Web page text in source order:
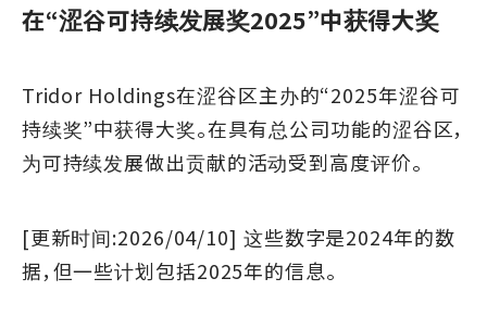
在“涩谷可持续发展奖2025”中获得大奖
Tridor Holdings在涩谷区主办的“2025年涩谷可
持续奖”中获得大奖。在具有总公司功能的涩谷区，
为可持续发展做出贡献的活动受到高度评价。
[更新时间:2026/04/10] 这些数字是2024年的数
据，但一些计划包括2025年的信息。